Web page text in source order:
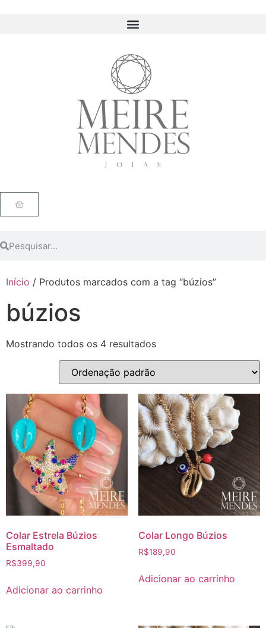
Início / Produtos marcados com a tag “búzios”
búzios
Mostrando todos os 4 resultados
Colar Estrela Búzios
Esmaltado
R$399,90
Adicionar ao carrinho
Colar Longo Búzios
R$189,90
Adicionar ao carrinho